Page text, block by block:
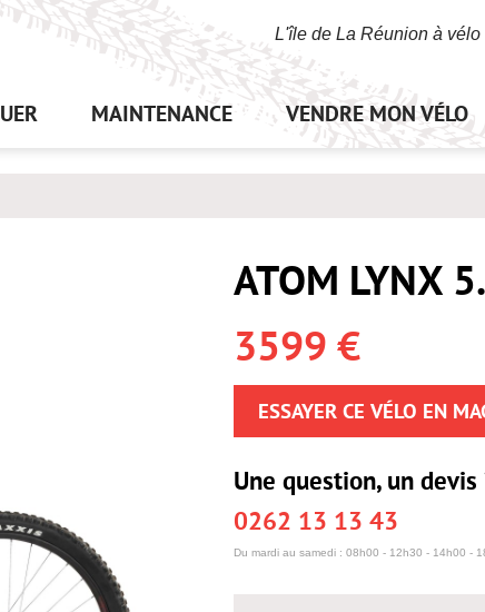
L'île de La Réunion à vélo
MAINTENANCE VENDRE MON VÉLO
ATOM LYNX
3599 €
ESSAYER CE VÉLO EN
Une question, un devis
0262 13 13 43
Du mardi au samedi : 08h00 - 12h30 - 14h00 -